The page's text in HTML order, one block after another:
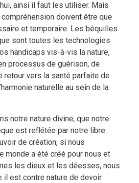
ainsi il faut les utiliser. Mais
doivent être que
et temporaire. Les béquilles
sont toutes les technologies
handicaps vis-à-vis la nature,
processus de guérison, de
retour vers la santé parfaite de
naturelle au sein de la
notre nature divine, que notre
est reflétée par notre libre
de création, si nous
monde a été créé pour nous et
les dieux et les déesses, nous
il est contre nature de devoir